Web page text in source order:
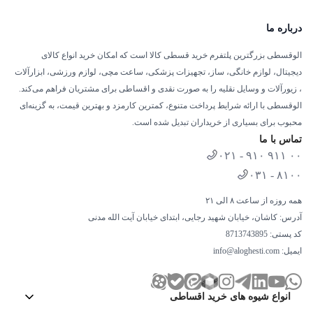
اتصال به کنسول‌های بازی
استفاده در محیط‌های کاریمانند اتاق جلسات یا دفاتر
کوچک برای ارائه محتوا
ضبط و زمان‌بندی برنامه‌های تلویزیونیبرای مشاهده در
زمان دلخواه
بسیار مناسب برای
کاری است.
اینترناسیونال آنیل از الوقسطی
اگر قصد خرید یک تلویزیون هوشمند با کیفیت عالی و قیمت مناسب
دارید،خرید تلویزیون اینترناسیونال آنیل
شما خواهد بود. با شرایط خرید اقساطی و خدمات پس از فروش
تماس با ما
۰۲۱ - ۹۱۰ ۹۱۱ ۰۰
۰۳۱ - ۸۱۰۰
همه روزه از ساعت ۸ الی ۲۱
آدرس: کاشان، خیابان شهید رجایی، ابتدای خیابان آیت الله مدنی
کد پستی: 8713743895
ایمیل: info@aloghesti.com
انواع شیوه های خرید اقساطی
درباره ما
الوقسطی بزرگترین پلتفرم خرید قسطی کالا است که امکان خرید انواع کالای
دیجیتال، لوازم خانگی، ساز، تجهیزات پزشکی، ساعت مچی، لوازم ورزشی، ابزارآلات
، زیورآلات و وسایل نقلیه را به صورت نقدی و اقساطی برای مشتریان فراهم می‌کند.
الوقسطی با ارائه شرایط پرداخت متنوع، کمترین کارمزد و بهترین قیمت، به گزینه‌ای
محبوب برای بسیاری از خریداران تبدیل شده است.